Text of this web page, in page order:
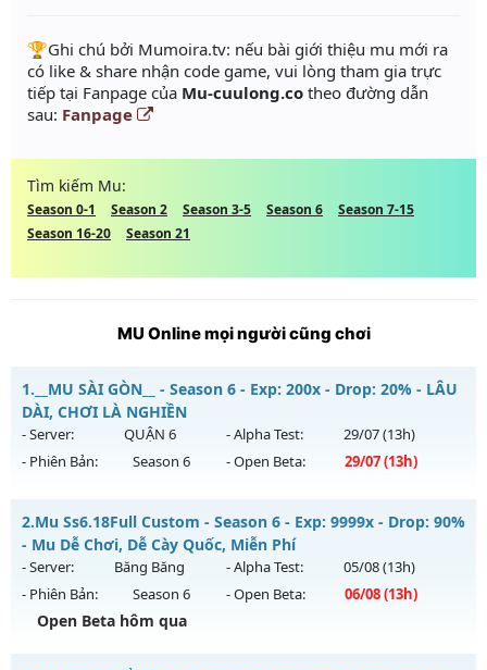
️🏆Ghi chú bởi Mumoira.tv: nếu bài giới thiệu mu mới ra
có like & share nhận code game, vui lòng tham gia trực
tiếp tại Fanpage của Mu-cuulong.co theo đường dẫn
sau: Fanpage
Tìm kiếm Mu:
Season 0-1 Season 2 Season 3-5 Season 6
Season 7-15
Season 16-20
Season 21
MU Online mọi người cũng chơi
1. __MU SÀI GÒN__ - Season 6 - Exp: 200x - Drop: 20% - LÂU
DÀI, CHƠI LÀ NGHIỀN
- Server: QUẬN 6 - Alpha Test: 29/07(13h)
- Phiên Bản:
Season 6 - Open Beta: 29/07(13h)
__MU SÀI GÒN__ - LÂU DÀI, CHƠI LÀ NGHIỀN
Mu mới ra tháng 07 2026 - Mở máy chủ
ngày 29/07/2626
Exp: 200x - Drop: 20%
Kiểu reset: Reset In Game
Thể loại: Mu Nguyên bản Webzen
2.Mu Ss6.18Full Custom - Season 6 - Exp: 9999x - Drop: 90%
- Mu Dễ Chơi, Dễ Cày Quốc, Miễn Phí
- Server: Băng Băng - Alpha Test: 05/08(13h)
- Phiên Bản:
Season 6 - Open Beta: 06/08(13h)
Open Beta hôm qua
Mu Ss6.18Full Custom - Mu Dễ Chơi, Dễ Cày Quốc, Miễn Phí